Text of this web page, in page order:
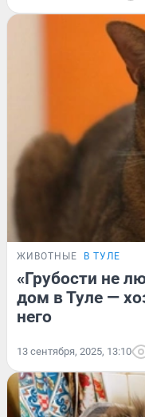
ЖИВОТНЫЕ В ТУЛЕ
«Грубости не
дом в Туле —
него
13 сентября, 2025, 13:10